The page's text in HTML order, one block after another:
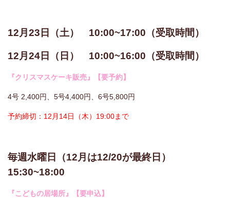
12月23日（土） 10:00~17:00（受取時間）
12月24日（日） 10:00~16:00（受取時間）
『クリスマスケーキ販売』【要予約】
4号 2,400円、5号4,400円、6号5,800円
予約締切：12月14日（木）19:00まで
毎週水曜日（12月は12/20が最終日）
15:30~18:00
『こどもの居場所』【要申込】